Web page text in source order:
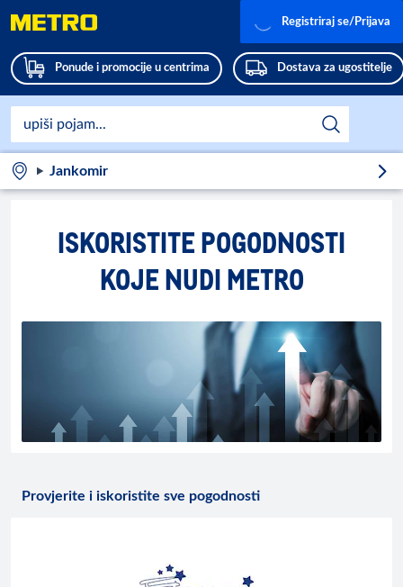
Ponude i promocije u centrima Dostava za ugostitelje
Registriraj se/Prijava
Jankomir
ISKORISTITE POGODNOSTI
KOJE NUDI METRO
Provjerite i iskoristite sve pogodnosti